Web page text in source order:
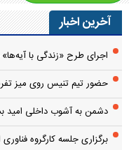
آخرین اخبار
اجرای طرح «زندگی با
حضور تیم تنیس روی میز
دشمن به آشوب داخلی امید
برگزاری جلسه کارگروه